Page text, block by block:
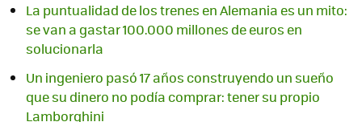
La puntualidad de los trenes en Alemania es un mito:
se van a gastar 100.000 millones de euros en
solucionarla
Un ingeniero pasó 17 años construyendo un sueño
que su dinero no podía comprar: tener su propio
Lamborghini